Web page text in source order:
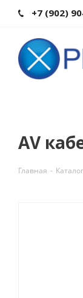
+7 (902)
AV
Главная - Каталог